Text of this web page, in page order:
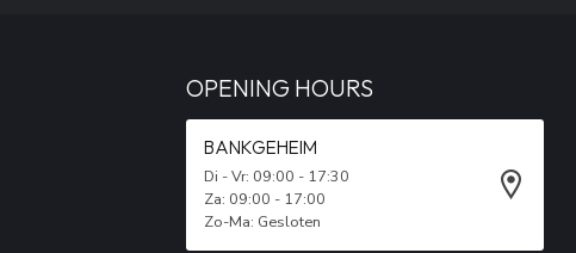
OPENING HOURS
BANKGEHEIM
Di - Vr: 09:00 - 17:30
Za: 09:00 - 17:00
Zo-Ma: Gesloten